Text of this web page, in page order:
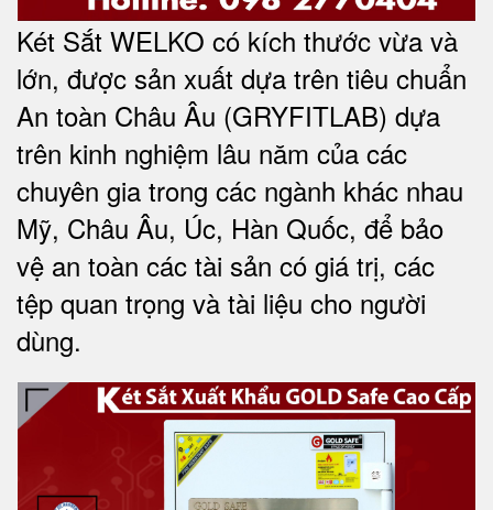
Két Sắt WELKO có kích thước vừa và
lớn, được sản xuất dựa trên tiêu chuẩn
An toàn Châu Âu (GRYFITLAB) dựa
trên kinh nghiệm lâu năm của các
chuyên gia trong các ngành khác nhau
Mỹ, Châu Âu, Úc, Hàn Quốc, để bảo
vệ an toàn các tài sản có giá trị, các
tệp quan trọng và tài liệu cho người
dùng.